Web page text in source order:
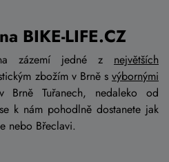
BIKE-LIFE.CZ
zázemí jedné z největších
zbožím v Brně s výbornými
Tuřanech, nedaleko od
k nám pohodlně dostanete jak
nebo Břeclavi.